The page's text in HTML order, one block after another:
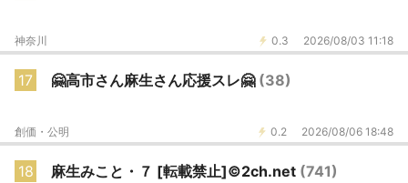
0.3 2026/08/03 11:18
神奈川
17 🤗高市さん麻生さん応援スレ🤗 (38)
0.2 2026/08/06 18:48
創価・公明
18 麻生みこと・７ [転載禁止]©2ch.net (741)